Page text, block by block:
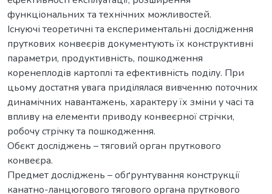
функціональних та технічних можливостей.
Існуючі теоретичні та експериментальні дослідження
пруткових конвеєрів документують їх конструктивні
параметри, продуктивність, пошкодження
коренеплодів картоплі та ефективність поділу. При
цьому достатня увага приділялася вивченню поточних
динамічних навантажень, характеру їх зміни у часі та
впливу на елементи приводу конвеєрної стрічки,
робочу стрічку та пошкодження.
Обєкт досліджень – тяговий орган пруткового
конвеєра.
Предмет досліджень – обґрунтування конструкції
канатно-ланцюгового тягового органа пруткового